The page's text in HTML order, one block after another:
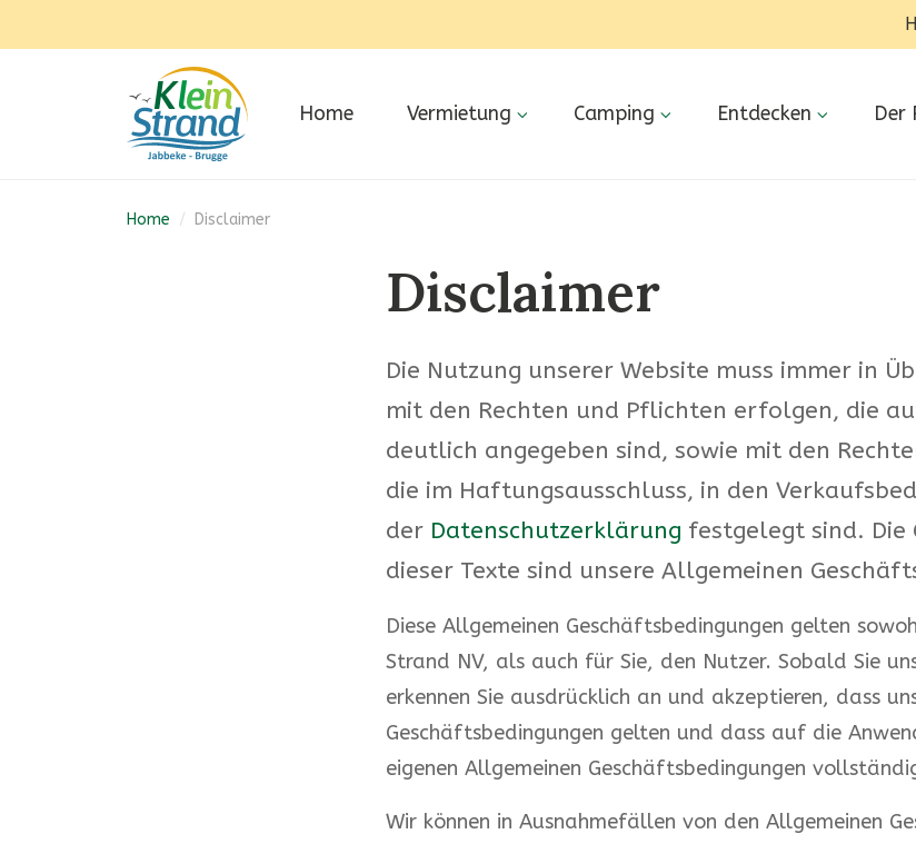
Home Vermietung Camping Entdecken Der
Home / Disclaimer
Disclaimer
Die Nutzung unserer Website muss immer in
mit den Rechten und Pflichten erfolgen, die
deutlich angegeben sind, sowie mit den
die im Haftungsausschluss, in den
der Datenschutzerklärung festgelegt sind. Die
dieser Texte sind unsere Allgemeinen
Diese Allgemeinen Geschäftsbedingungen gelten
Strand NV, als auch für Sie, den Nutzer. Sobald Sie
erkennen Sie ausdrücklich an und akzeptieren, dass
Geschäftsbedingungen gelten und dass auf die
eigenen Allgemeinen Geschäftsbedingungen
Wir können in Ausnahmefällen von den Allgemeinen